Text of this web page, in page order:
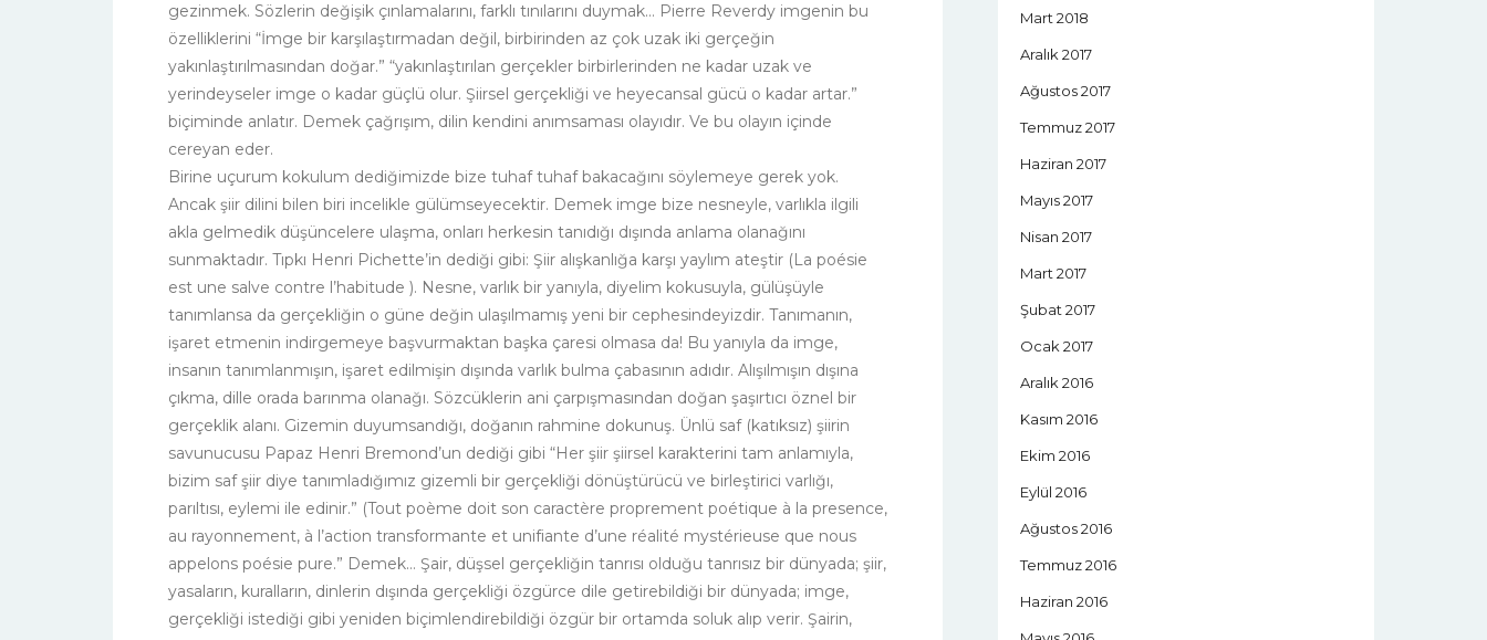
gezinmek. Sözlerin değişik çınlamalarını, farklı tınılarını duymak… Pierre Reverdy imgenin bu
özelliklerini “İmge bir karşılaştırmadan değil, birbirinden az çok uzak iki gerçeğin
yakınlaştırılmasından doğar.” “yakınlaştırılan gerçekler birbirlerinden ne kadar uzak ve
yerindeyseler imge o kadar güçlü olur. Şiirsel gerçekliği ve heyecansal gücü o kadar artar.”
biçiminde anlatır. Demek çağrışım, dilin kendini anımsaması olayıdır. Ve bu olayın içinde
cereyan eder.
Birine uçurum kokulum dediğimizde bize tuhaf tuhaf bakacağını söylemeye gerek yok.
Ancak şiir dilini bilen biri incelikle gülümseyecektir. Demek imge bize nesneyle, varlıkla ilgili
akla gelmedik düşüncelere ulaşma, onları herkesin tanıdığı dışında anlama olanağını
sunmaktadır. Tıpkı Henri Pichette’in dediği gibi: Şiir alışkanlığa karşı yaylım ateştir (La poésie
est une salve contre l’habitude ). Nesne, varlık bir yanıyla, diyelim kokusuyla, gülüşüyle
tanımlansa da gerçekliğin o güne değin ulaşılmamış yeni bir cephesindeyizdir. Tanımanın,
işaret etmenin indirgemeye başvurmaktan başka çaresi olmasa da! Bu yanıyla da imge,
insanın tanımlanmışın, işaret edilmişin dışında varlık bulma çabasının adıdır. Alışılmışın dışına
çıkma, dille orada barınma olanağı. Sözcüklerin ani çarpışmasından doğan şaşırtıcı öznel bir
gerçeklik alanı. Gizemin duyumsandığı, doğanın rahmine dokunuş. Ünlü saf (katıksız) şiirin
savunucusu Papaz Henri Bremond’un dediği gibi “Her şiir şiirsel karakterini tam anlamıyla,
bizim saf şiir diye tanımladığımız gizemli bir gerçekliği dönüştürücü ve birleştirici varlığı,
parıltısı, eylemi ile edinir.” (Tout poème doit son caractère proprement poétique à la presence,
au rayonnement, à l’action transformante et unifiante d’une réalité mystérieuse que nous
appelons poésie pure.” Demek… Şair, düşsel gerçekliğin tanrısı olduğu tanrısız bir dünyada; şiir,
yasaların, kuralların, dinlerin dışında gerçekliği özgürce dile getirebildiği bir dünyada; imge,
gerçekliği istediği gibi yeniden biçimlendirebildiği özgür bir ortamda soluk alıp verir. Şairin,
Mart 2018
Aralık 2017
Ağustos 2017
Temmuz 2017
Haziran 2017
Mayıs 2017
Nisan 2017
Mart 2017
Şubat 2017
Ocak 2017
Aralık 2016
Kasım 2016
Ekim 2016
Eylül 2016
Ağustos 2016
Temmuz 2016
Haziran 2016